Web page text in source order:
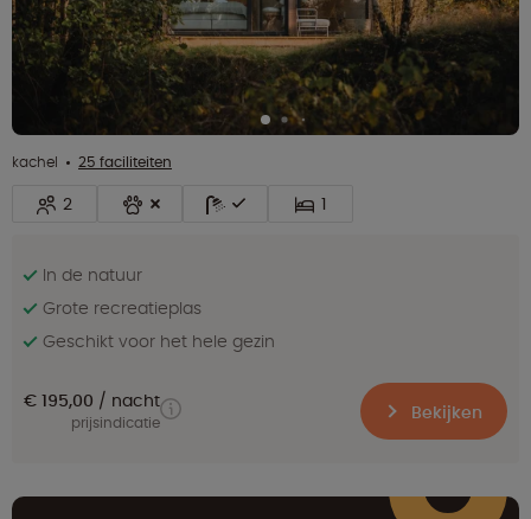
kachel 25 faciliteiten
2 1
In de natuur
Grote recreatieplas
Geschikt voor het hele gezin
€ 195,00 nacht
prijsindicatie Bekijken